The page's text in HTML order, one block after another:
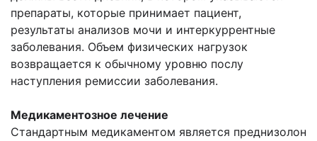
препараты, которые принимает пациент,
результаты анализов мочи и интеркуррентные
заболевания. Объем физических нагрузок
возвращается к обычному уровню послу
наступления ремиссии заболевания.
Медикаментозное лечение
Стандартным медикаментом является преднизолон